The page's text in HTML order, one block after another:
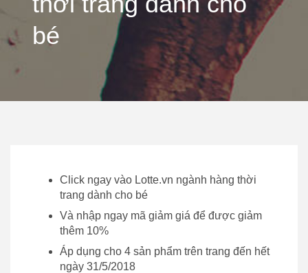
bé
Click ngay vào Lotte.vn ngành hàng thời
trang dành cho bé
Và nhập ngay mã giảm giá để được giảm
thêm 10%
Áp dụng cho 4 sản phẩm trên trang đến hết
ngày 31/5/2018